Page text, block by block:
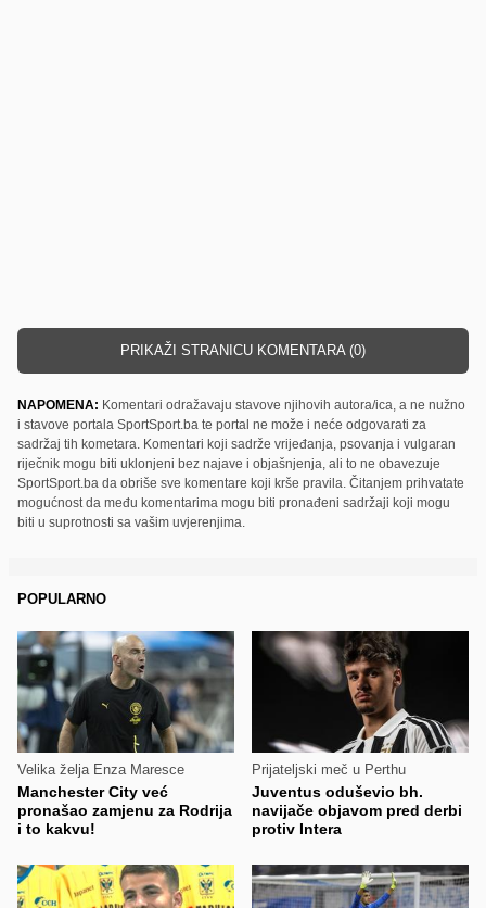
PRIKAŽI STRANICU KOMENTARA (0)
NAPOMENA: Komentari odražavaju stavove njihovih autora/ica, a ne nužno
i stavove portala SportSport.ba te portal ne može i neće odgovarati za
sadržaj tih kometara. Komentari koji sadrže vrijeđanja, psovanja i vulgaran
riječnik mogu biti uklonjeni bez najave i objašnjenja, ali to ne obavezuje
SportSport.ba da obriše sve komentare koji krše pravila. Čitanjem prihvatate
mogućnost da među komentarima mogu biti pronađeni sadržaji koji mogu
biti u suprotnosti sa vašim uvjerenjima.
POPULARNO
Velika želja Enza Maresce
Manchester City već
pronašao zamjenu za Rodrija
i to kakvu!
Prijateljski meč u Perthu
Juventus oduševio bh.
navijače objavom pred derbi
protiv Intera